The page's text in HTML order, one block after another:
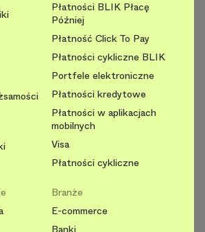
Płatności BLIK Płacę
Później
Płatność Click To Pay
Płatności cykliczne BLIK
Portfele elektroniczne
Płatności kredytowe
Płatności w aplikacjach
mobilnych
Visa
Płatności cykliczne
Branże
E-commerce